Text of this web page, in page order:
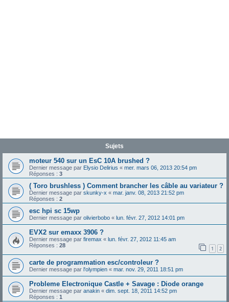
Sujets
moteur 540 sur un EsC 10A brushed ?
Dernier message par Elysio Delirius « mer. mars 06, 2013 20:54 pm
Réponses : 3
( Toro brushless ) Comment brancher les câble au variateur ?
Dernier message par skunky-x « mar. janv. 08, 2013 21:52 pm
Réponses : 2
esc hpi sc 15wp
Dernier message par olivierbobo « lun. févr. 27, 2012 14:01 pm
EVX2 sur emaxx 3906 ?
Dernier message par firemax « lun. févr. 27, 2012 11:45 am
Réponses : 28 1 2
carte de programmation esc/controleur ?
Dernier message par l'olympien « mar. nov. 29, 2011 18:51 pm
Probleme Electronique Castle + Savage : Diode orange
Dernier message par anakin « dim. sept. 18, 2011 14:52 pm
Réponses : 1